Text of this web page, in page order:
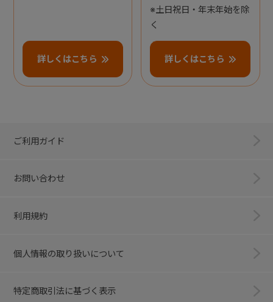
詳しくはこちら
※土日祝日・年末年始を除
く
詳しくはこちら
ご利用ガイド
お問い合わせ
利用規約
個人情報の取り扱いについて
特定商取引法に基づく表示